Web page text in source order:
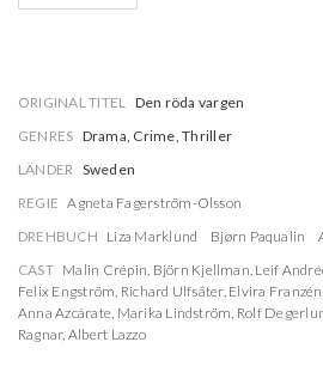
ORIGINAL TITEL Den röda vargen
GENRES Drama, Crime, Thriller
LÄNDER Sweden
REGIE Agneta Fagerström-Olsson
DREHBUCH Liza Marklund Bjørn Paqualin
CAST Malin Crépin, Björn Kjellman, Leif
Felix Engström, Richard Ulfsäter, Elvira Franzén
Anna Azcárate, Marika Lindström, Rolf
Ragnar, Albert Lazzo